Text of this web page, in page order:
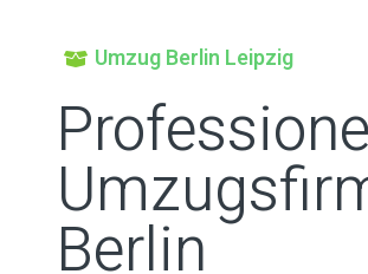
Umzug Berlin Leipzig
Berlin